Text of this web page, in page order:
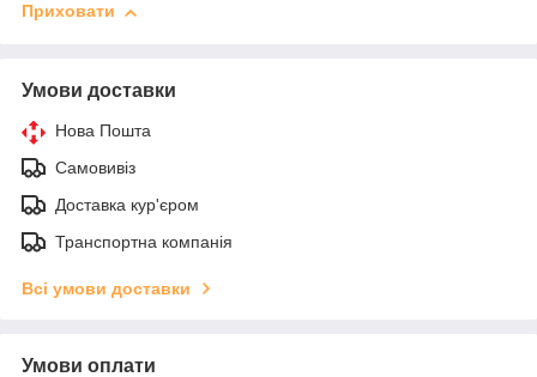
Приховати
Умови доставки
Нова Пошта
Самовивіз
Доставка кур'єром
Транспортна компанія
Всі умови доставки
Умови оплати